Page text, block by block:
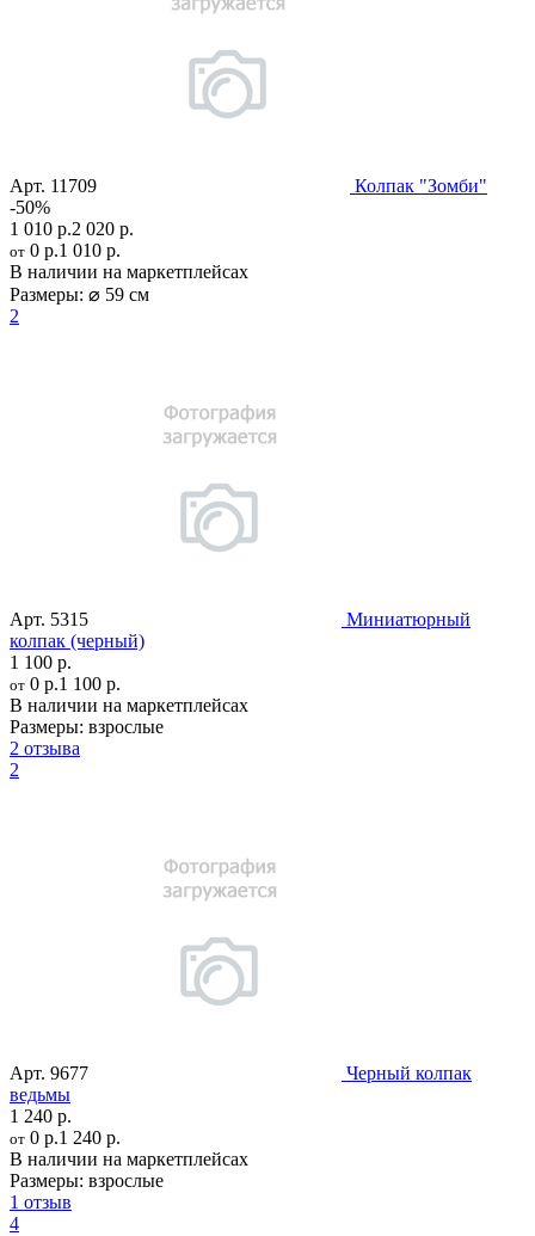
Арт. 11709
Колпак "Зомби"
-50%
1 010 р.2 020 р.
от 0 р.1 010 р.
В наличии на маркетплейсах
Размеры: ⌀ 59 см
2
Арт. 5315
Миниатюрный
колпак (черный)
1 100 р.
от 0 р.1 100 р.
В наличии на маркетплейсах
Размеры: взрослые
2 отзыва
2
Арт. 9677
Черный колпак
ведьмы
1 240 р.
от 0 р.1 240 р.
В наличии на маркетплейсах
Размеры: взрослые
1 отзыв
4